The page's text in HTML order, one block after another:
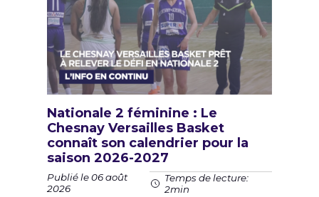
Nationale 2 féminine : Le
Chesnay Versailles Basket
connaît son calendrier pour la
saison 2026-2027
Publié le 06 août
2026
Temps de lecture:
2min